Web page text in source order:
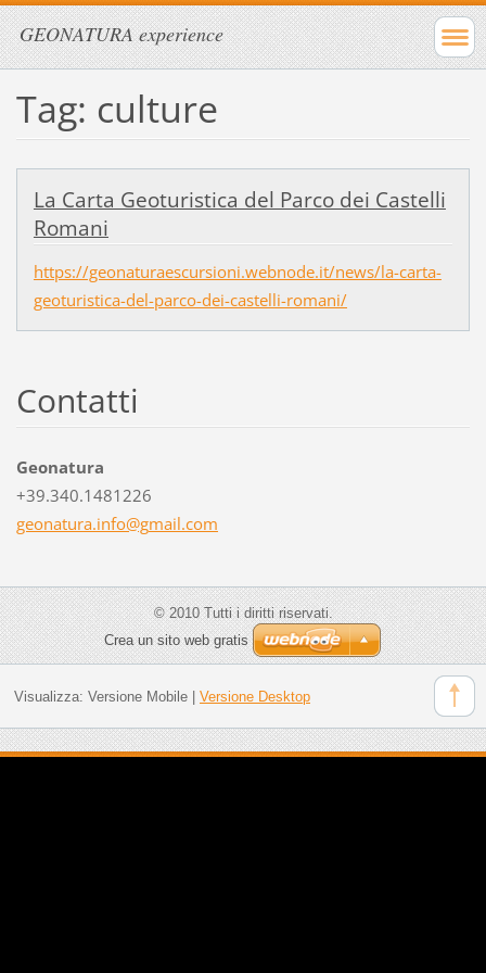
GEONATURA experience
Tag: culture
La Carta Geoturistica del Parco dei Castelli
Romani
https://geonaturaescursioni.webnode.it/news/la-carta-
geoturistica-del-parco-dei-castelli-romani/
Contatti
Geonatura
+39.340.1481226
geonatura.info@gmail.com
© 2010 Tutti i diritti riservati.
Crea un sito web gratis
Visualizza: Versione Mobile| Versione Desktop